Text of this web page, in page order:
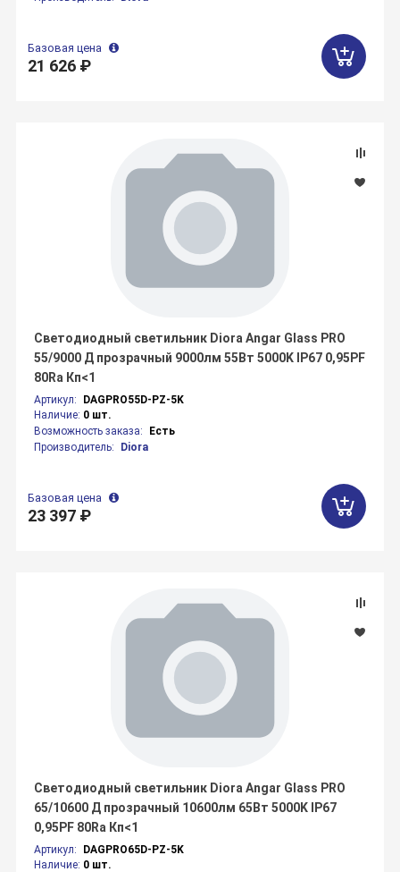
Базовая цена
21 626 ₽
Артикул:
DAGPRO55D-PZ-5K
Наличие: 0 шт.
Возможность заказа:
Есть
Производитель:
Diora
Светодиодный светильник Diora Angar Glass PRO
55/9000 Д прозрачный 9000лм 55Вт 5000K IP67 0,95PF
80Ra Кп<1
Базовая цена
23 397 ₽
Артикул:
DAGPRO65D-PZ-5K
Наличие: 0 шт.
Светодиодный светильник Diora Angar Glass PRO
65/10600 Д прозрачный 10600лм 65Вт 5000K IP67
0,95PF 80Ra Кп<1